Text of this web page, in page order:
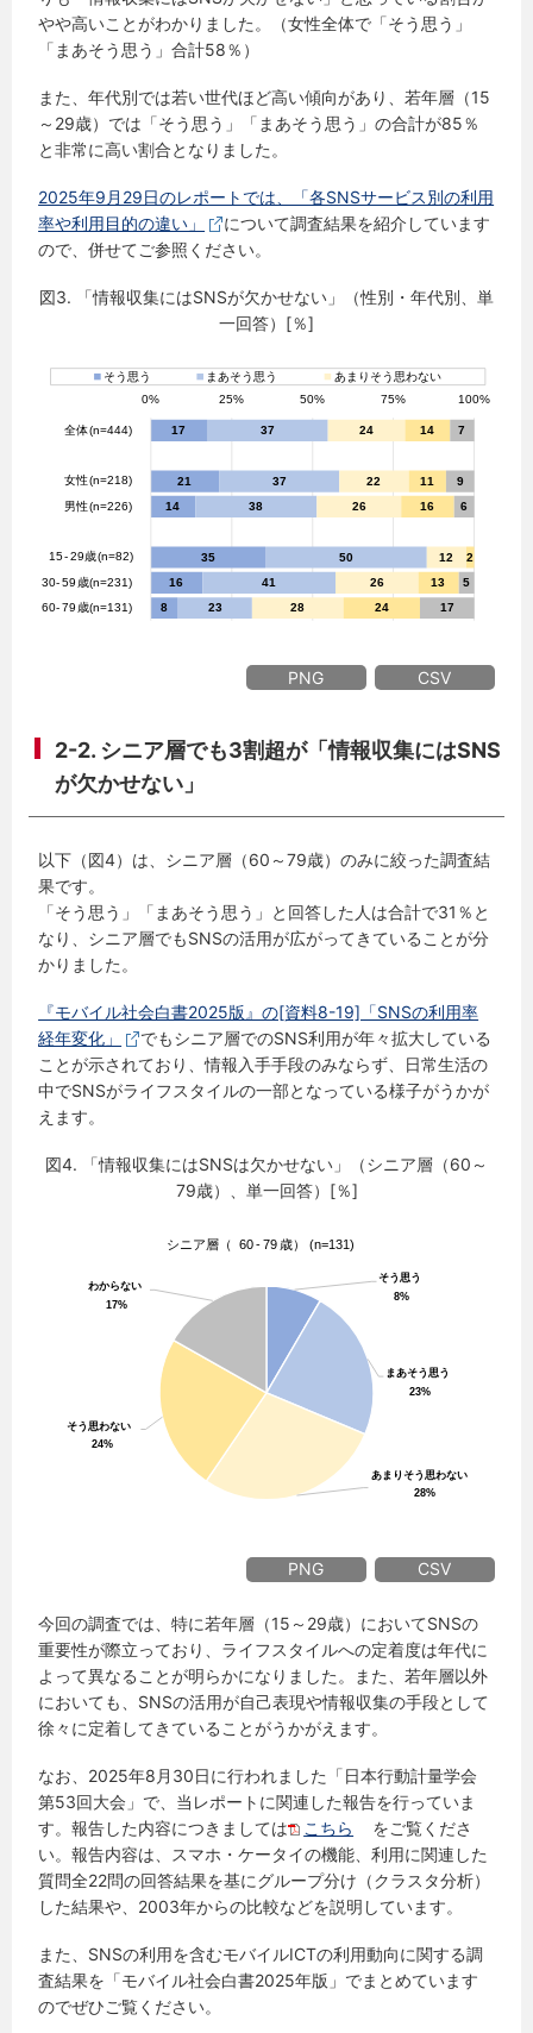
やや高いことがわかりました。（女性全体で「そう思う」
「まあそう思う」合計58％）
また、年代別では若い世代ほど高い傾向があり、若年層（15
～29歳）では「そう思う」「まあそう思う」の合計が85％
と非常に高い割合となりました。
2025年9月29日のレポートでは、「各SNSサービス別の利用
率や利用目的の違い」
について調査結果を紹介しています
ので、併せてご参照ください。
図3. 「情報収集にはSNSが欠かせない」（性別・年代別、単
一回答）[％]
PNG CSV
2-2. シニア層でも3割超が「情報収集にはSNS
が欠かせない」
以下（図4）は、シニア層（60～79歳）のみに絞った調査結
果です。
「そう思う」「まあそう思う」と回答した人は合計で31％と
なり、シニア層でもSNSの活用が広がってきていることが分
かりました。
『モバイル社会白書2025版』の[資料8-19]「SNSの利用率
経年変化」
でもシニア層でのSNS利用が年々拡大している
ことが示されており、情報入手手段のみならず、日常生活の
中でSNSがライフスタイルの一部となっている様子がうかが
えます。
図4. 「情報収集にはSNSは欠かせない」（シニア層（60～
79歳）、単一回答）[％]
PNG CSV
今回の調査では、特に若年層（15～29歳）においてSNSの
重要性が際立っており、ライフスタイルへの定着度は年代に
よって異なることが明らかになりました。また、若年層以外
においても、SNSの活用が自己表現や情報収集の手段として
徐々に定着してきていることがうかがえます。
なお、2025年8月30日に行われました「日本行動計量学会
第53回大会」で、当レポートに関連した報告を行っていま
す。報告した内容につきましては
こちら
をご覧くださ
い。報告内容は、スマホ・ケータイの機能、利用に関連した
質問全22問の回答結果を基にグループ分け（クラスタ分析）
した結果や、2003年からの比較などを説明しています。
また、SNSの利用を含むモバイルICTの利用動向に関する調
査結果を「モバイル社会白書2025年版」でまとめています
のでぜひご覧ください。